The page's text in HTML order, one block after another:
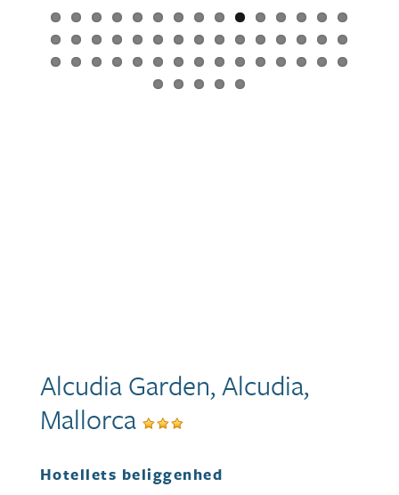
Alcudia Garden, Alcudia,
Mallorca
Hotellets beliggenhed